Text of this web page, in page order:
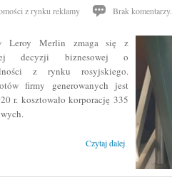
z rynku reklamy
Brak komentarzy.
Leroy Merlin zmaga się z
decyzji biznesowej o
z rynku rosyjskiego.
firmy generowanych jest
r. kosztowało korporację 335
Czytaj dalej